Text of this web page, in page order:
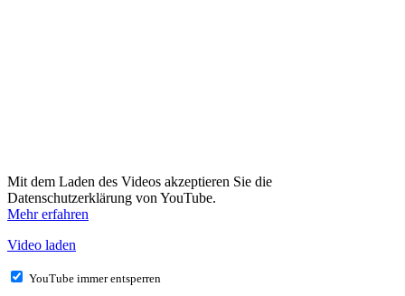
Mit dem Laden des Videos akzeptieren Sie die
Datenschutzerklärung von YouTube.
Mehr erfahren
Video laden
YouTube immer entsperren